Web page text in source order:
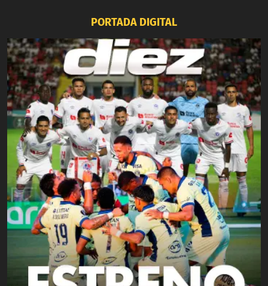
PORTADA DIGITAL